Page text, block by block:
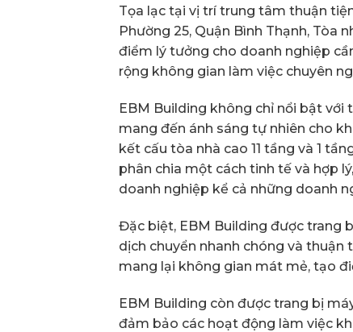
Tọa lạc tại vị trí trung tâm thuận
Phường 25, Quận Bình Thạnh, Tòa
điểm lý tưởng cho doanh nghiệp
rộng không gian làm việc chuyên
EBM Building không chỉ nổi bật với
mang đến ánh sáng tự nhiên cho
kết cấu tòa nhà cao 11 tầng và 1
phân chia một cách tinh tế và hợp
doanh nghiệp kể cả những doanh
Đặc biệt, EBM Building được trang
dịch chuyển nhanh chóng và thuận
mang lại không gian mát mẻ, tạo
EBM Building còn được trang bị
đảm bảo các hoạt động làm việc